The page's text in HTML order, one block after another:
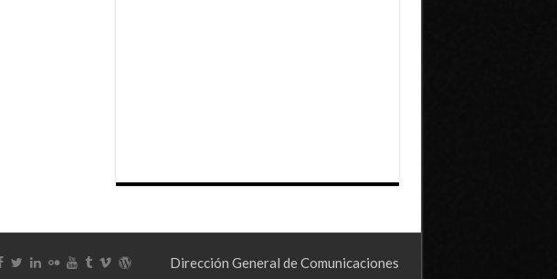
Dirección General de Comunicaciones